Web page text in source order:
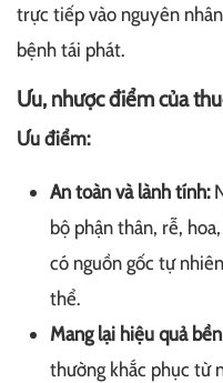
trực tiếp vào nguyên
bệnh tái phát.
Ưu, nhược điểm của
Ưu điểm:
An toàn và lành tính:
bộ phận thân, rễ,
có nguồn gốc tự
thể.
Mang lại hiệu quả
thường khắc phục từ